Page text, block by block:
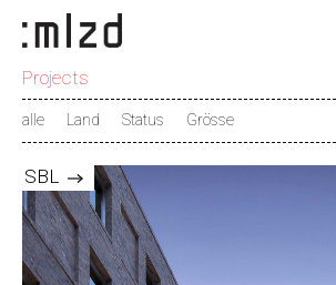
Projects
alle Land Status Grösse
SBL